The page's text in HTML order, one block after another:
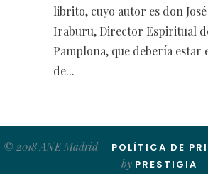
librito, cuyo autor es don
Iraburu, Director Espiritual
Pamplona, que debería estar
de...
© 2018 ANE Madrid – POLÍTICA DE
by PRESTIGIA